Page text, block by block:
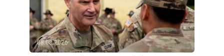
08.08.2026